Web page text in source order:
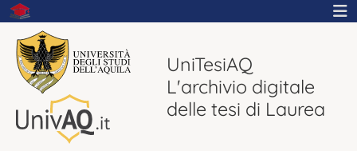
UniTesiAQ
L'archivio digitale
delle tesi di Laurea